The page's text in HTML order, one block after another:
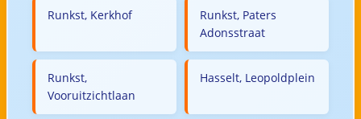
Runkst, Kerkhof
Runkst, Paters
Adonsstraat
Runkst,
Vooruitzichtlaan
Hasselt, Leopoldplein